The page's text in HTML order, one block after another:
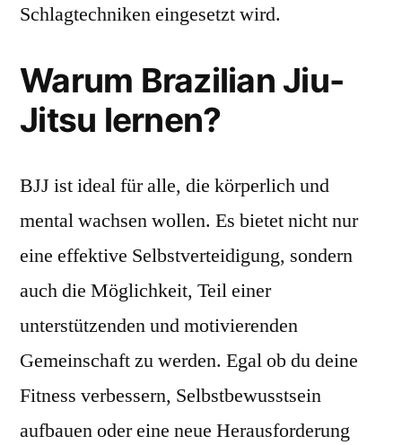
Schlagtechniken eingesetzt wird.
Warum Brazilian Jiu-
Jitsu lernen?
BJJ ist ideal für alle, die körperlich und
mental wachsen wollen. Es bietet nicht nur
eine effektive Selbstverteidigung, sondern
auch die Möglichkeit, Teil einer
unterstützenden und motivierenden
Gemeinschaft zu werden. Egal ob du deine
Fitness verbessern, Selbstbewusstsein
aufbauen oder eine neue Herausforderung